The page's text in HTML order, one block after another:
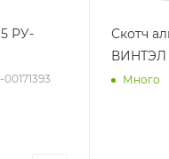
РУ-
Скотч
ВИНТЭЛ
Много